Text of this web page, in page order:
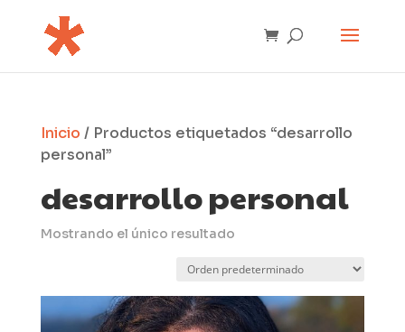
Inicio / Productos etiquetados “desarrollo
personal”
desarrollo personal
Mostrando el único resultado